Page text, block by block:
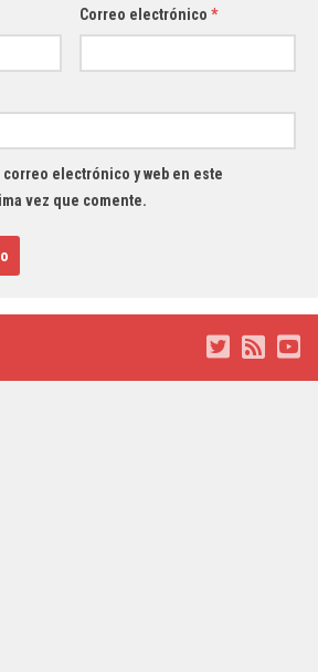
Correo electrónico*
correo electrónico y web en este
vez que comente.